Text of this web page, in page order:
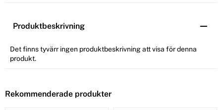
Produktbeskrivning
Det finns tyvärr ingen produktbeskrivning att visa för denna
produkt.
Rekommenderade produkter